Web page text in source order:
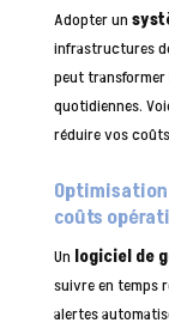
Adopter un
infrastructures
peut
quotidiennes.
réduire vos
coûts
Un logiciel de
suivre en temps
alertes